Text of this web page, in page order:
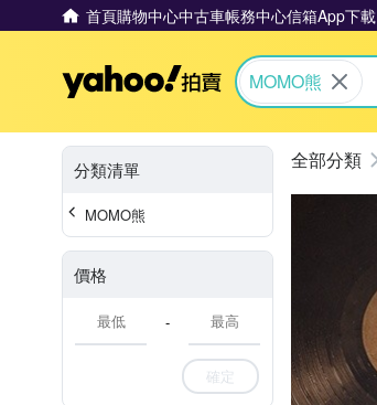
首頁購物中心中古車帳務中心信箱App下載
Yahoo拍賣
MOMO熊
分類清單
MOMO熊
價格
-
確定